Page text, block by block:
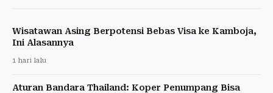
Wisatawan Asing Berpotensi Bebas Visa ke Kamboja,
Ini Alasannya
1 hari lalu
Aturan Bandara Thailand: Koper Penumpang Bisa